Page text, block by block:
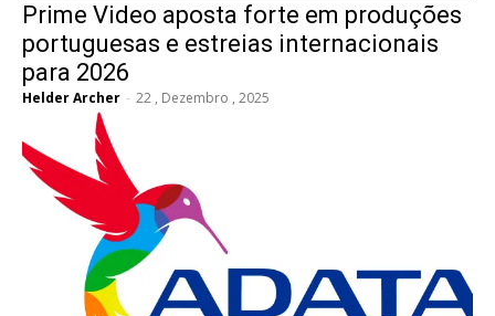
Prime Video aposta forte em produções
portuguesas e estreias internacionais
para 2026
Helder Archer - 22 , Dezembro , 2025